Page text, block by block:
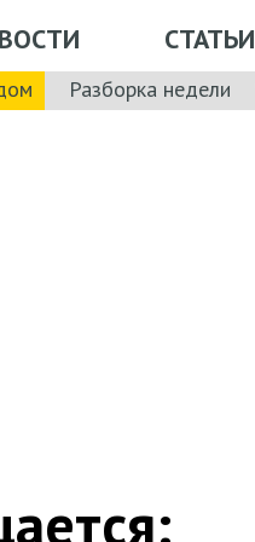
СТАТЬИ
Разборка недели